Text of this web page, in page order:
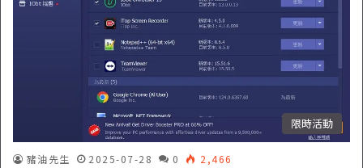
限時活動
豬油先生 2025-07-28 0 2,466